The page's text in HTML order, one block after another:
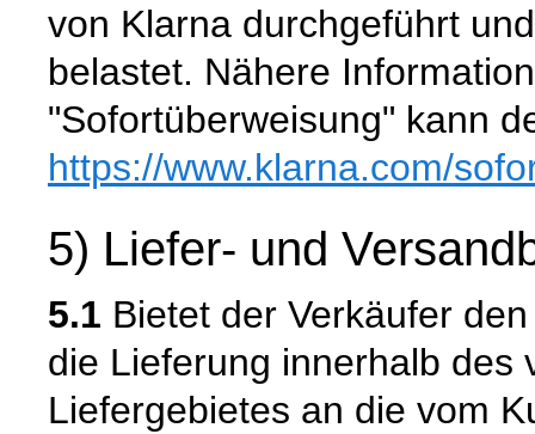
von Klarna durchgeführt
belastet. Nähere
"Sofortüberweisung" kann
https://www.klarna.com/
5) Liefer- und
5.1 Bietet der Verkäufer
die Lieferung innerhalb des
Liefergebietes an die vom